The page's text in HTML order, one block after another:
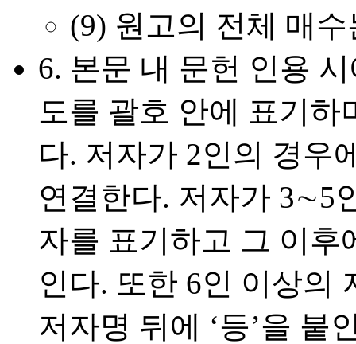
(9) 원고의 전체 매
6. 본문 내 문헌 인용
도를 괄호 안에 표기
다. 저자가 2인의 경우
연결한다. 저자가 3∼5
자를 표기하고 그 이후
인다. 또한 6인 이상의
저자명 뒤에 ‘등’을 붙